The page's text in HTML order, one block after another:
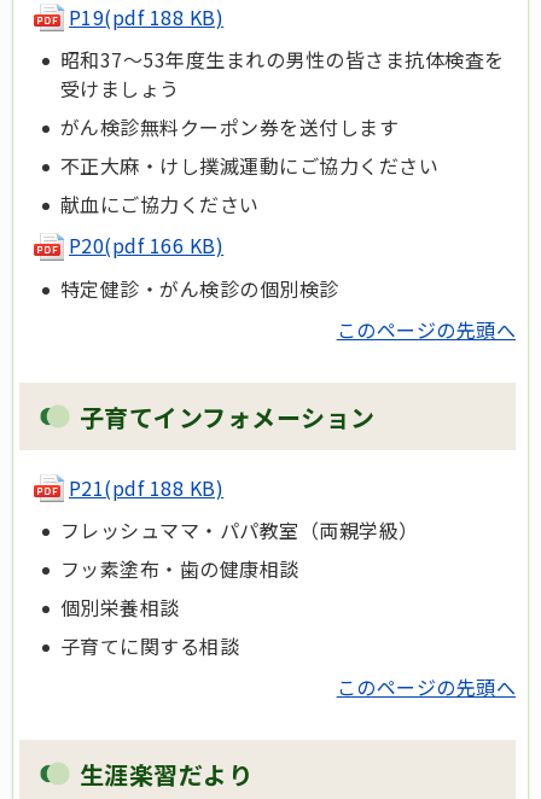
P19(pdf 188 KB)
昭和37～53年度生まれの男性の皆さま抗体検査を
受けましょう
がん検診無料クーポン券を送付します
不正大麻・けし撲滅運動にご協力ください
献血にご協力ください
P20(pdf 166 KB)
特定健診・がん検診の個別検診
このページの先頭へ
子育てインフォメーション
P21(pdf 188 KB)
フレッシュママ・パパ教室（両親学級）
フッ素塗布・歯の健康相談
個別栄養相談
子育てに関する相談
このページの先頭へ
生涯楽習だより